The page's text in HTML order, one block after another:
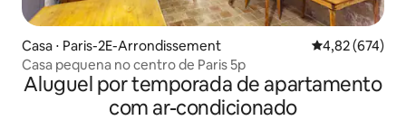
Casa ⋅ Paris-2E-Arrondissement 4,82 de uma
4,82 (674)
Casa pequena no centro de Paris 5p
Aluguel por temporada de apartamento
com ar-condicionado